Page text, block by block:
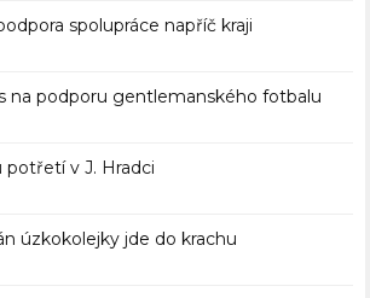
spolupráce napříč kraji
na podporu gentlemanského fotbalu
potřetí v J. Hradci
úzkokolejky jde do krachu